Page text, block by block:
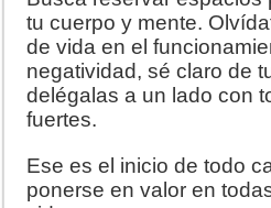
tu cuerpo y mente.
de vida en el
negatividad, sé claro de
delégalas a un lado con
fuertes.
Ese es el inicio de todo
ponerse en valor en